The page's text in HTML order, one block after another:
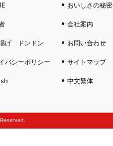
おいしさの秘密
会社案内
げ ドンドン お問い合わせ
バシーポリシー サイトマップ
中文繁体